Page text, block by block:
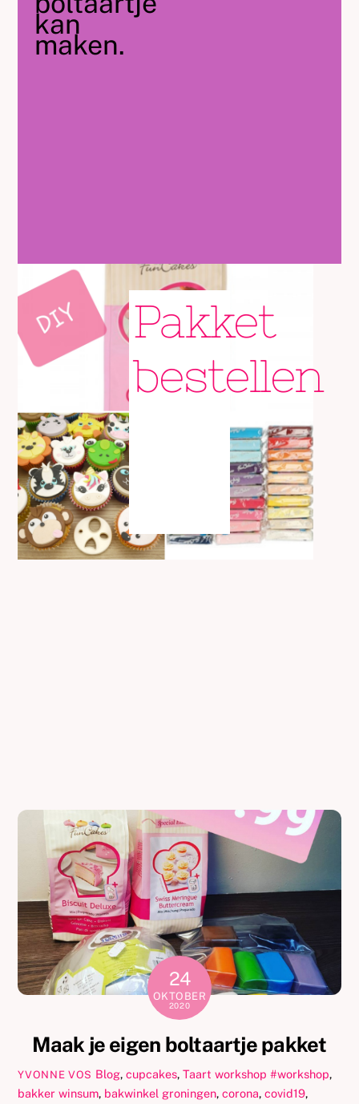
kan
maken.
Pakket
bestellen
24
OKTOBER
2020
Maak je eigen boltaartje pakket
YVONNE VOS Blog, cupcakes, Taart workshop #workshop,
bakker winsum, bakwinkel groningen,corona,covid19,